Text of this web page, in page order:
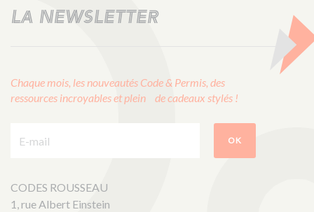
LA NEWSLETTER
Chaque mois, les nouveautés Code & Permis, des
ressources incroyables et plein de cadeaux stylés !
OK
CODES ROUSSEAU
1, rue Albert Einstein